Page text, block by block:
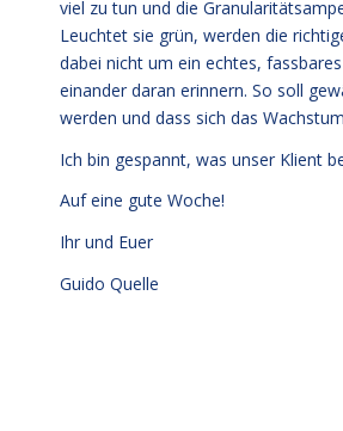
viel zu tun und die
Leuchtet sie grün, werden die
dabei nicht um ein echtes,
einander daran erinnern. So soll
werden und dass sich das
Ich bin gespannt, was unser Klient
Auf eine gute Woche!
Ihr und Euer
Guido Quelle